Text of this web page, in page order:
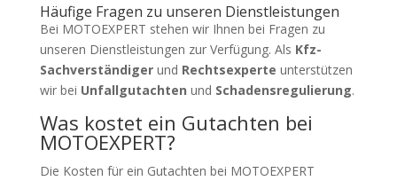
Häufige Fragen zu unseren Dienstleistungen
Bei MOTOEXPERT stehen wir Ihnen bei Fragen zu
unseren Dienstleistungen zur Verfügung. Als Kfz-
Sachverständigerund Rechtsexperte unterstützen
wir bei Unfallgutachten und Schadensregulierung.
Was kostet ein Gutachten bei
MOTOEXPERT?
Die Kosten für ein Gutachten bei MOTOEXPERT